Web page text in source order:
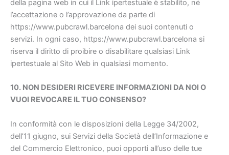
della pagina web in cui il Link ipertestuale è stabilito, né
l’accettazione o l’approvazione da parte di
https://www.pubcrawl.barcelona dei suoi contenuti o
servizi. In ogni caso, https://www.pubcrawl.barcelona si
riserva il diritto di proibire o disabilitare qualsiasi Link
ipertestuale al Sito Web in qualsiasi momento.
10. NON DESIDERI RICEVERE INFORMAZIONI DA NOI O
VUOI REVOCARE IL TUO CONSENSO?
In conformità con le disposizioni della Legge 34/2002,
dell’11 giugno, sui Servizi della Società dell’Informazione e
del Commercio Elettronico, puoi opporti all’uso delle tue